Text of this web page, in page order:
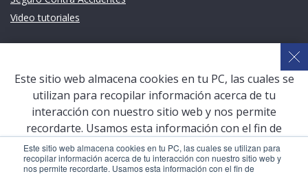
Este sitio web almacena cookies en tu PC, las cuales se utilizan para
recopilar información acerca de tu interacción con nuestro sitio web y
nos permite recordarte. Usamos esta información con el fin de
Video tutoriales
Sistema de Gestión Académica (SGA)
Defensoría Universitaria
Terceros vinculados
San Pablo Mail
Aula Virtual Pregrado
Este sitio web almacena cookies en tu PC, las cuales se
utilizan para recopilar información acerca de tu
interacción con nuestro sitio web y nos permite
recordarte. Usamos esta información con el fin de
mejorar y personalizar tu experiencia de navegación y
para generar analíticas y métricas acerca de nuestros